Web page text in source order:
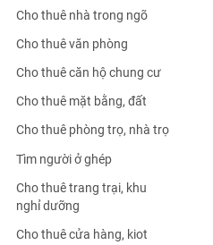
Cho thuê nhà trong ngõ
Cho thuê văn phòng
Cho thuê căn hộ chung cư
Cho thuê mặt bằng, đất
Cho thuê phòng trọ, nhà trọ
Tìm người ở ghép
Cho thuê trang trại, khu
nghỉ dưỡng
Cho thuê cửa hàng, kiot